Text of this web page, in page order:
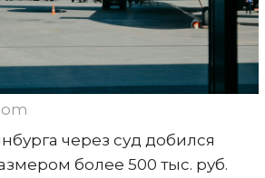
через суд добился
более 500 тыс. руб.